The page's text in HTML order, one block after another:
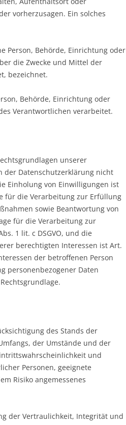
vorherzusagen. Ein solches
Person, Behörde, Einrichtung oder
die Zwecke und Mittel der
bezeichnet.
Behörde, Einrichtung oder
Verantwortlichen verarbeitet.
unserer
der Datenschutzerklärung nicht
Einholung von Einwilligungen ist
für die Verarbeitung zur Erfüllung
sowie Beantwortung von
für die Verarbeitung zur
1 lit. c DSGVO, und die
berechtigten Interessen ist Art.
der betroffenen Person
personenbezogener Daten
des Stands der
der Umstände und der
und
Personen, geeignete
Risiko angemessenes
der Vertraulichkeit, Integrität und